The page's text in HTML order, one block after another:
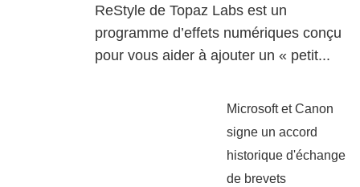
ReStyle de Topaz Labs est un
programme d’effets numériques conçu
pour vous aider à ajouter un « petit...
Microsoft et Canon
signe un accord
historique d'échange
de brevets